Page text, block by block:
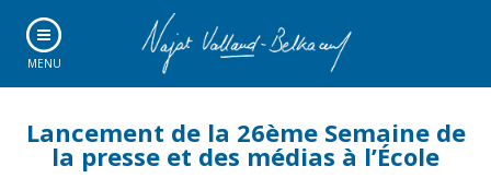
MENU
Lancement de la 26ème Semaine de
la presse et des médias à l’École